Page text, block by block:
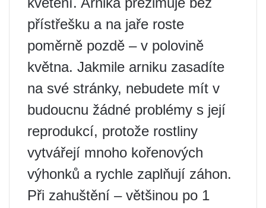
přístřešku a na jaře roste
poměrně pozdě – v polovině
května. Jakmile arniku zasadíte
na své stránky, nebudete mít v
budoucnu žádné problémy s její
reprodukcí, protože rostliny
vytvářejí mnoho kořenových
výhonků a rychle zaplňují záhon.
Při zahuštění – většinou po 1